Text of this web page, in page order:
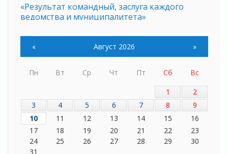
«Результат командный, заслуга каждого
ведомства и муниципалитета»
05 августа 2026
05 августа 2026
04 августа 2026
Итоги конкурса «Лучший работник
Кадрового центра – 2026» подведены!
04 августа 2026
Ставка на дисциплину на перекрестках
« Август 2026 »
Пн Вт Ср Чт Пт Сб
Вс
1
2
3
4 5 6 7 8
9
10
11 12 13 14 15
16
17
18 19 20 21 22
23
24
25 26 27 28 29
30
31